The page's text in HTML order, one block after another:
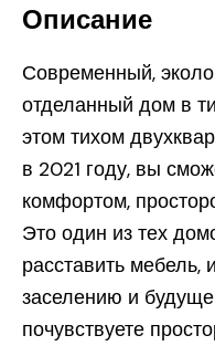
Описание
Современный,
отделанный дом в
этом тихом
в 2021 году, вы
комфортом,
Это один из тех
расставить мебель,
заселению и
почувствуете